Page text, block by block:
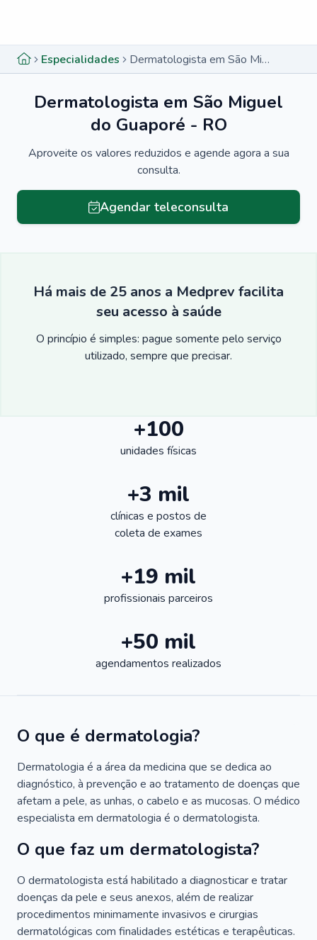
Especialidades Dermatologista em São Miguel do Guaporé - RO
Dermatologista em São Miguel
do Guaporé - RO
Aproveite os valores reduzidos e agende agora a sua
consulta.
Agendar teleconsulta
Há mais de 25 anos a Medprev facilita
seu acesso à saúde
O princípio é simples: pague somente pelo serviço
utilizado, sempre que precisar.
+100
unidades físicas
+3 mil
clínicas e postos de
coleta de exames
+19 mil
profissionais parceiros
+50 mil
agendamentos realizados
O que é dermatologia?
Dermatologia é a área da medicina que se dedica ao
diagnóstico, à prevenção e ao tratamento de doenças que
afetam a pele, as unhas, o cabelo e as mucosas. O médico
especialista em dermatologia é o dermatologista.
O que faz um dermatologista?
O dermatologista está habilitado a diagnosticar e tratar
doenças da pele e seus anexos, além de realizar
procedimentos minimamente invasivos e cirurgias
dermatológicas com finalidades estéticas e terapêuticas.